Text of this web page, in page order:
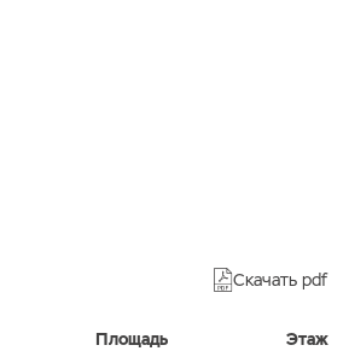
Скачать pdf
Площадь
Этаж